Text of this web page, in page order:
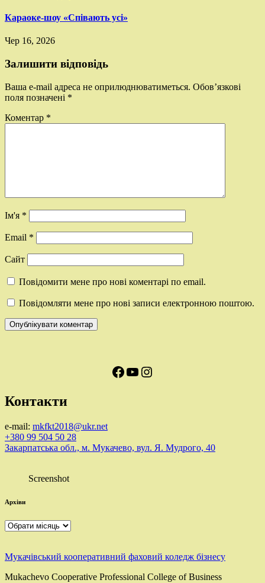
Караоке-шоу «Співають усі»
Чер 16, 2026
Залишити відповідь
Ваша e-mail адреса не оприлюднюватиметься. Обов’язкові
поля позначені *
Коментар *
Ім'я *
Email *
Сайт
Повідомити мене про нові коментарі по email.
Повідомляти мене про нові записи електронною поштою.
Facebook
YouTube
Instagram
Контакти
e-mail: mkfkt2018@ukr.net
+380 99 504 50 28
Закарпатська обл., м. Мукачево, вул. Я. Мудрого, 40
Screenshot
Архіви
Архіви
Мукачівський кооперативний фаховий коледж бізнесу
Mukachevo Cooperative Professional College of Business